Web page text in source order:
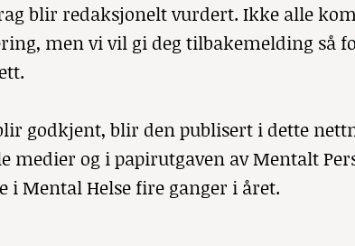
blir redaksjonelt vurdert. Ikke alle
men vi vil gi deg tilbakemelding så
godkjent, blir den publisert i dette
medier og i papirutgaven av Mentalt
Mental Helse fire ganger i året.